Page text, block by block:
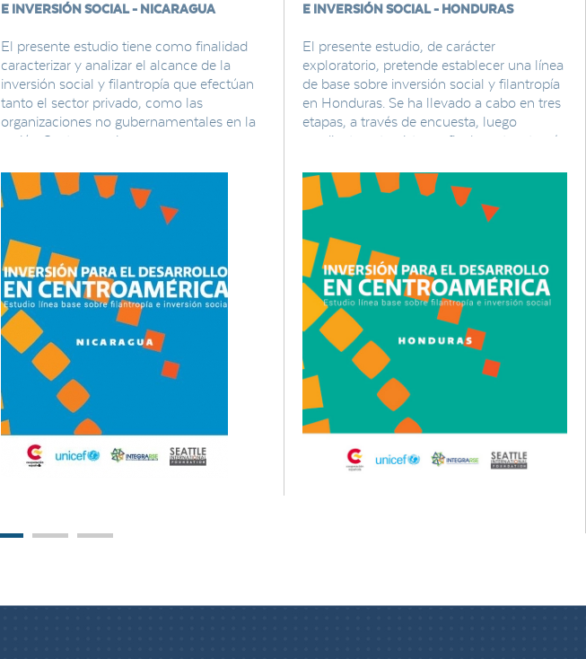
E INVERSIÓN SOCIAL - NICARAGUA
El presente estudio tiene como finalidad
caracterizar y analizar el alcance de la
inversión social y filantropía que efectúan
tanto el sector privado, como las
organizaciones no gubernamentales en la
región Centroamericana.
E INVERSIÓN SOCIAL - HONDURAS
El presente estudio, de carácter
exploratorio, pretende establecer una línea
de base sobre inversión social y filantropía
en Honduras. Se ha llevado a cabo en tres
etapas, a través de encuesta, luego
mediante entrevistas, y finalmente a través